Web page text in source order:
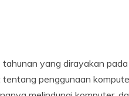
yang dirayakan
penggunaan